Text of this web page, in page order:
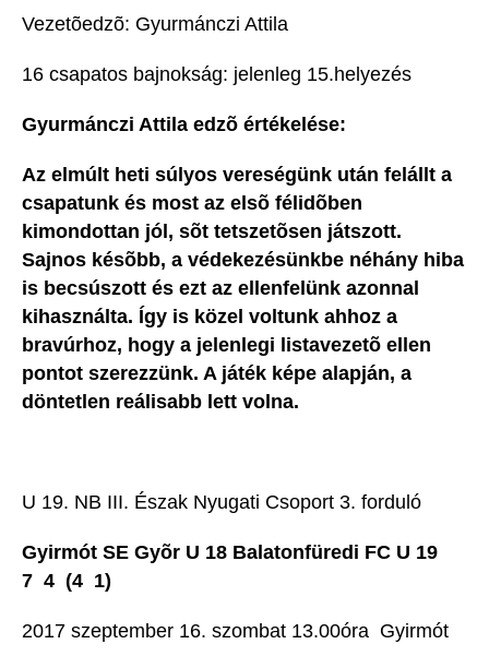
Vezetõedzõ: Gyurmánczi Attila
16 csapatos bajnokság: jelenleg 15.helyezés
Gyurmánczi Attila edzõ értékelése:
Az elmúlt heti súlyos vereségünk után felállt a
csapatunk és most az elsõ félidõben
kimondottan jól, sõt tetszetõsen játszott.
Sajnos késõbb, a védekezésünkbe néhány hiba
is becsúszott és ezt az ellenfelünk azonnal
kihasználta. Így is közel voltunk ahhoz a
bravúrhoz, hogy a jelenlegi listavezetõ ellen
pontot szerezzünk. A játék képe alapján, a
döntetlen reálisabb lett volna.
U 19. NB III. Észak Nyugati Csoport 3. forduló
Gyirmót SE Gyõr U 18 Balatonfüredi FC U 19
7  4 (4  1)
2017 szeptember 16. szombat 13.00óra  Gyirmót